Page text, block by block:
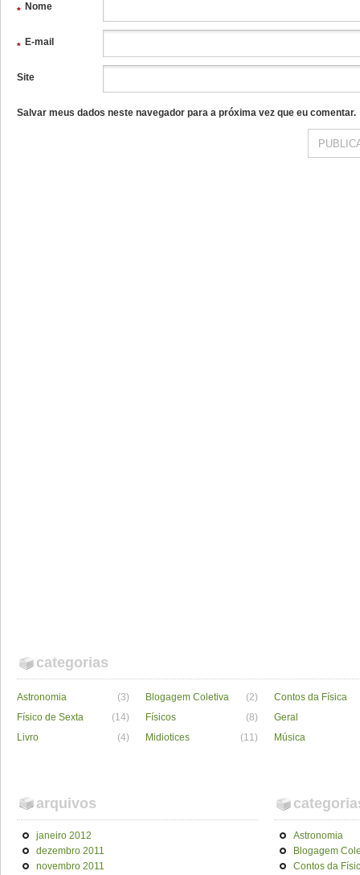
Nome
*
E-mail
*
Site
Salvar meus dados neste navegador para a próxima vez que eu comentar.
categorias
Astronomia (3) Blogagem Coletiva (2)
Contos da Física
Físico de Sexta
(14) Físicos (8)
Geral
Livro
(4) Midiotices (11) Música
arquivos
janeiro 2012
dezembro 2011
novembro 2011
Astronomia
Blogagem
Contos da